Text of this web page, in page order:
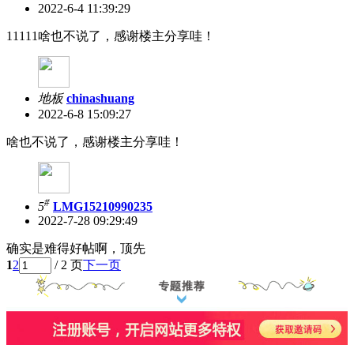
2022-6-4 11:39:29
11111啥也不说了，感谢楼主分享哇！
地板 chinashuang
2022-6-8 15:09:27
啥也不说了，感谢楼主分享哇！
5# LMG15210990235
2022-7-28 09:29:49
确实是难得好帖啊，顶先
12 / 2 页下一页